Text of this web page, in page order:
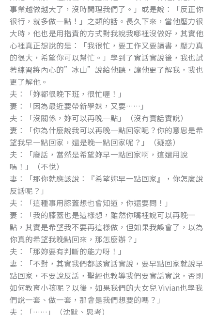
事業越做越大了，沒時間理我們了。」或是說：「反正你
很行，就多做一點！」之類的話。長久下來，當他壓力很
大時，他也是用指責的方式對我說我哪裡沒做好，其實他
心裡真正想說的是：「我很忙，要工作又要讀書，壓力真
的很大，希望你可以幫忙。」學到了實話實說後，我也試
著練習將內心的”冰山”說給他聽，讓他更了解我，我也
更了解他。
夫：「妳都很晚下班，很忙喔！」
妻：「因為最近要帶新學妹，又要……」
夫：「沒關係，妳可以再晚一點」（沒有實話實說）
妻：「你為什麼說我可以再晚一點回家呢？你的意思是希
望我早一點回家，還是晚一點回家呢？」（疑惑）
夫：「廢話，當然是希望妳早一點回家啊，這還用說
嗎！」（不悅）
妻：「那你就應該說：『希望妳早一點回家』，你怎麼說
反話呢？」
夫：「這種事用膝蓋想也會知道，你還要問！」
妻：「我的膝蓋也是這樣想，雖然你嘴裡說可以再晚一
點，其實是希望我不要再這樣做，但如果我誤會了，以為
你真的希望我晚點回來，那怎麼辦？」
夫：「那妳要有判斷的能力呀！」
妻：「不對，其實我們都該實話實說，要早點回家就說早
點回家，不要說反話，聖經也教導我們要實話實說，否則
如何教育小孩呢？以後，如果我們的大女兒 Vivian也學我
們說一套、做一套，那會是我們想要的嗎？」
夫：「……」（沈默、思考）